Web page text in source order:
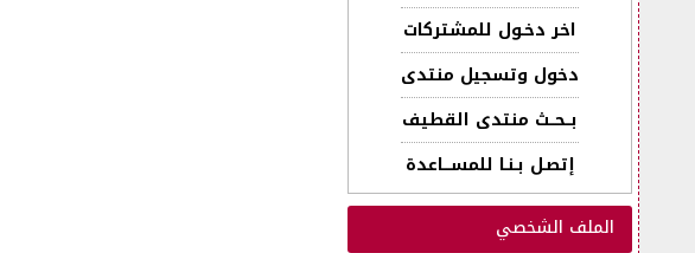
اخر دخـول للمشتركات
دخول وتسجيل منتدى
بــحــث منتدى القطيف
إتصـل بـنـا للمســـاعدة
الملف الشخصي